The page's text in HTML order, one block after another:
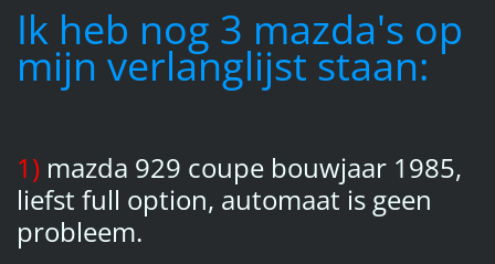
Ik heb nog 3 mazda's op
mijn verlanglijst staan:
1) mazda 929 coupe bouwjaar 1985,
liefst full option, automaat is geen
probleem.